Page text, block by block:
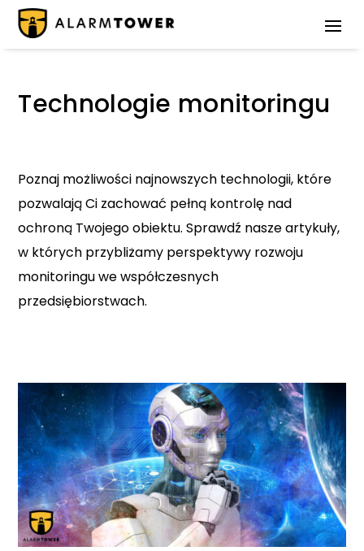
Technologie monitoringu
Poznaj możliwości najnowszych technologii, które
pozwalają Ci zachować pełną kontrolę nad
ochroną Twojego obiektu. Sprawdź nasze artykuły,
w których przybliżamy perspektywy rozwoju
monitoringu we współczesnych
przedsiębiorstwach.